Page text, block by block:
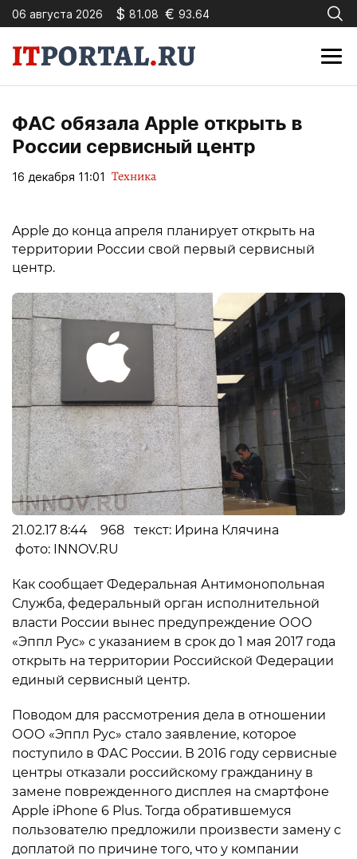
06 августа 2026 $ 81.08 € 93.64
ФАС обязала Apple открыть в
России сервисный центр
16 декабря 11:01 Техника
Apple до конца апреля планирует открыть на
территории России свой первый сервисный
центр.
21.02.17 8:44 968 текст: Ирина Клячина
фото: INNOV.RU
Как сообщает Федеральная Антимонопольная
Служба, федеральный орган исполнительной
власти России вынес предупреждение ООО
«Эппл Рус» с указанием в срок до 1 мая 2017 года
открыть на территории Российской Федерации
единый сервисный центр.
Поводом для рассмотрения дела в отношении
ООО «Эппл Рус» стало заявление, которое
поступило в ФАС России. В 2016 году сервисные
центры отказали российскому гражданину в
замене поврежденного дисплея на смартфоне
Apple iPhone 6 Plus. Тогда обратившемуся
пользователю предложили произвести замену с
доплатой по причине того, что у компании